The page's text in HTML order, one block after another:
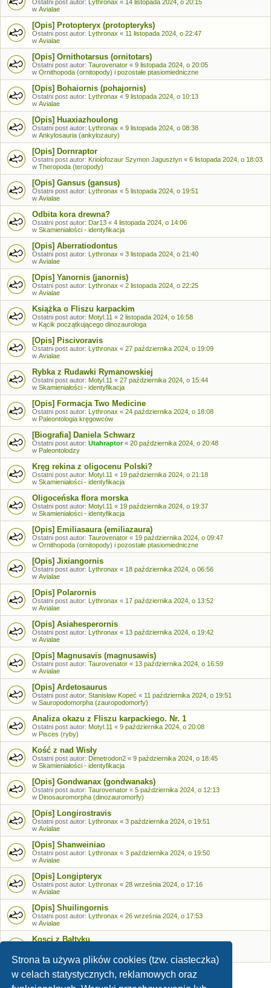
Strona ta używa plików cookies (tzw. ciasteczka)
w celach statystycznych, reklamowych oraz
Ostatni post autor: Lythronax « 14 listopada 2024, o 20:15
w Avialae
[Opis] Protopteryx (protopteryks)
Ostatni post autor: Lythronax « 11 listopada 2024, o 22:47
w Avialae
[Opis] Ornithotarsus (ornitotars)
Ostatni post autor: Taurovenator « 9 listopada 2024, o 20:05
w Ornithopoda (ornitopody) i pozostałe ptasiomiedniczne
[Opis] Bohaiornis (pohajornis)
Ostatni post autor: Lythronax « 9 listopada 2024, o 10:13
w Avialae
[Opis] Huaxiazhoulong
Ostatni post autor: Lythronax « 9 listopada 2024, o 08:38
w Ankylosauria (ankylozaury)
[Opis] Dornraptor
Ostatni post autor: Kriolofozaur Szymon Jagusztyn « 6 listopada 2024, o 18:03
w Theropoda (teropody)
[Opis] Gansus (gansus)
Ostatni post autor: Lythronax « 5 listopada 2024, o 19:51
w Avialae
Odbita kora drewna?
Ostatni post autor: Dar13 « 4 listopada 2024, o 14:06
w Skamieniałości - identyfikacja
[Opis] Aberratiodontus
Ostatni post autor: Lythronax « 3 listopada 2024, o 21:40
w Avialae
[Opis] Yanornis (janornis)
Ostatni post autor: Lythronax « 2 listopada 2024, o 22:25
w Avialae
Książka o Fliszu karpackim
Ostatni post autor: Motyl.11 « 2 listopada 2024, o 16:58
w Kącik początkującego dinozaurologa
[Opis] Piscivoravis
Ostatni post autor: Lythronax « 27 października 2024, o 19:09
w Avialae
Rybka z Rudawki Rymanowskiej
Ostatni post autor: Motyl.11 « 27 października 2024, o 15:44
w Skamieniałości - identyfikacja
[Opis] Formacja Two Medicine
Ostatni post autor: Lythronax « 24 października 2024, o 18:08
w Paleontologia kręgowców
[Biografia] Daniela Schwarz
Ostatni post autor: Utahraptor« 20 października 2024, o 20:48
w Paleontolodzy
Kręg rekina z oligocenu Polski?
Ostatni post autor: Motyl.11 « 19 października 2024, o 21:18
w Skamieniałości - identyfikacja
Oligoceńska flora morska
Ostatni post autor: Motyl.11 « 19 października 2024, o 19:37
w Skamieniałości - identyfikacja
[Opis] Emiliasaura (emiliazaura)
Ostatni post autor: Taurovenator « 19 października 2024, o 09:47
w Ornithopoda (ornitopody) i pozostałe ptasiomiedniczne
[Opis] Jixiangornis
Ostatni post autor: Lythronax « 18 października 2024, o 06:56
w Avialae
[Opis] Polarornis
Ostatni post autor: Lythronax « 17 października 2024, o 13:52
w Avialae
[Opis] Asiahesperornis
Ostatni post autor: Lythronax « 13 października 2024, o 19:42
w Avialae
[Opis] Magnusavis (magnusawis)
Ostatni post autor: Taurovenator « 13 października 2024, o 16:59
w Avialae
[Opis] Ardetosaurus
Ostatni post autor: Stanisław Kopeć « 11 października 2024, o 19:51
w Sauropodomorpha (zauropodomorfy)
Analiza okazu z Fliszu karpackiego. Nr. 1
Ostatni post autor: Motyl.11 « 9 października 2024, o 20:08
w Pisces (ryby)
Kość z nad Wisły
Ostatni post autor: Dimetrodon2 « 9 października 2024, o 18:45
w Skamieniałości - identyfikacja
[Opis] Gondwanax (gondwanaks)
Ostatni post autor: Taurovenator « 5 października 2024, o 12:13
w Dinosauromorpha (dinozauromorfy)
[Opis] Longirostravis
Ostatni post autor: Lythronax « 3 października 2024, o 19:51
w Avialae
[Opis] Shanweiniao
Ostatni post autor: Lythronax « 3 października 2024, o 19:50
w Avialae
[Opis] Longipteryx
Ostatni post autor: Lythronax « 28 września 2024, o 17:16
w Avialae
[Opis] Shuilingornis
Ostatni post autor: Lythronax « 26 września 2024, o 17:53
w Avialae
Kosci z Bałtyku
Skamieniałości - identyfikacja